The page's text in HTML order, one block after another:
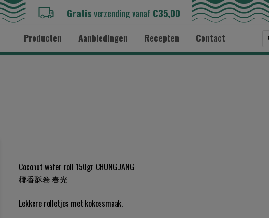
Gratisverzending vanaf €35,00
Producten Aanbiedingen Recepten Contact
Coconut wafer roll 150gr CHUNGUANG
椰香酥卷 春光
Lekkere rolletjes met kokossmaak.